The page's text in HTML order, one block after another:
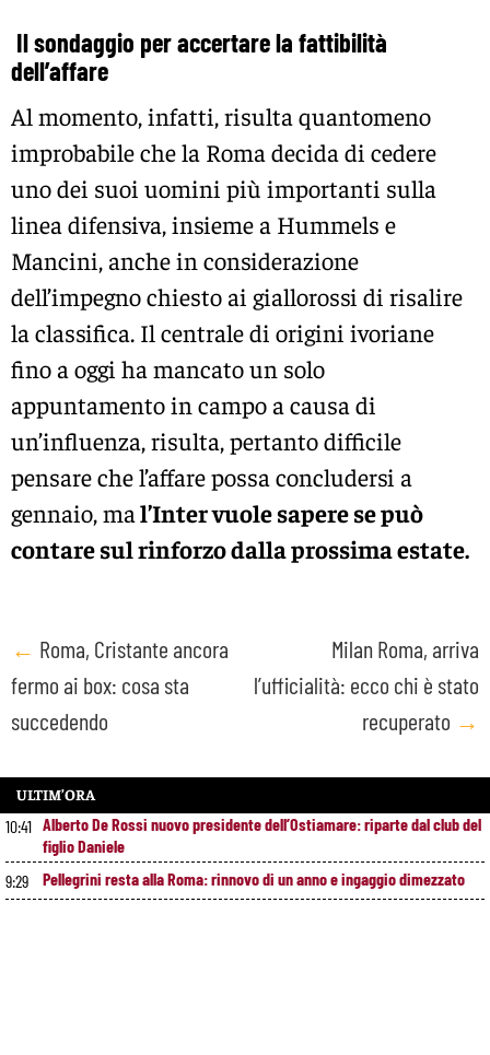
Il sondaggio per accertare la fattibilità
dell’affare
Al momento, infatti, risulta quantomeno
improbabile che la Roma decida di cedere
uno dei suoi uomini più importanti sulla
linea difensiva, insieme a Hummels e
Mancini, anche in considerazione
dell’impegno chiesto ai giallorossi di risalire
la classifica. Il centrale di origini ivoriane
fino a oggi ha mancato un solo
appuntamento in campo a causa di
un’influenza, risulta, pertanto difficile
pensare che l’affare possa concludersi a
gennaio, mal’Inter vuole sapere se può
contare sul rinforzo dalla prossima estate.
Post
navigation
← Roma, Cristante ancora
fermo ai box: cosa sta
succedendo
Milan Roma, arriva
l’ufficialità: ecco chi è stato
recuperato →
ULTIM’ORA
10:41 Alberto De Rossi nuovo presidente dell’Ostiamare: riparte dal club del
figlio Daniele
9:29
Pellegrini resta alla Roma: rinnovo di un anno e ingaggio dimezzato